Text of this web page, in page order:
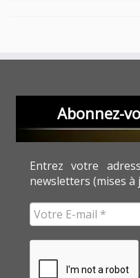
Abonnez-
Entrez votre
newsletters (mises à